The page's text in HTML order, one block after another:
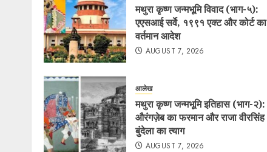
मथुरा कृष्ण जन्मभूमि विवाद (भाग-५):
एएसआई सर्वे, १९९१ एक्ट और कोर्ट का
वर्तमान आदेश
AUGUST 7, 2026
आलेख
मथुरा कृष्ण जन्मभूमि इतिहास (भाग-२):
औरंगज़ेब का फरमान और राजा वीरसिंह
बुंदेला का त्याग
AUGUST 7, 2026